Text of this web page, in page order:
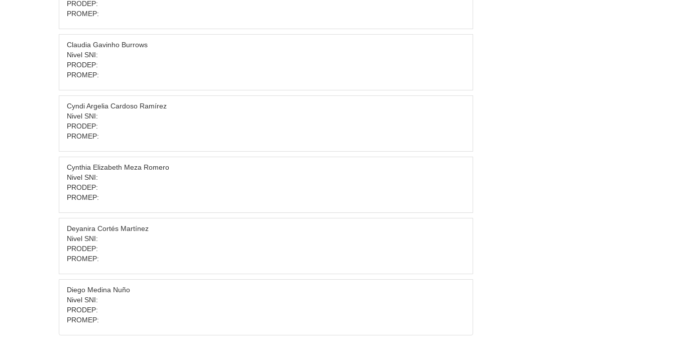
PRODEP:
PROMEP:
Claudia Gavinho Burrows
Nivel SNI:
PRODEP:
PROMEP:
Cyndi Argelia Cardoso Ramírez
Nivel SNI:
PRODEP:
PROMEP:
Cynthia Elizabeth Meza Romero
Nivel SNI:
PRODEP:
PROMEP:
Deyanira Cortés Martínez
Nivel SNI:
PRODEP:
PROMEP:
Diego Medina Nuño
Nivel SNI:
PRODEP:
PROMEP: